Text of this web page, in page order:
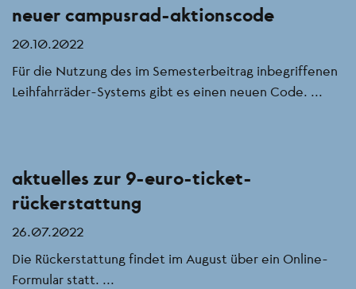
neuer campusrad-aktionscode
20.10.2022
Für die Nutzung des im Semesterbeitrag inbegriffenen
Leihfahrräder-Systems gibt es einen neuen Code. ...
aktuelles zur 9-euro-ticket-
rückerstattung
26.07.2022
Die Rückerstattung findet im August über ein Online-
Formular statt. ...